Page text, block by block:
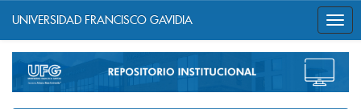
navigation
UNIVERSIDAD FRANCISCO GAVIDIA